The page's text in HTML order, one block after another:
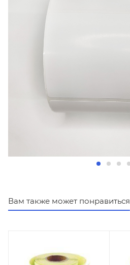
Вам также может понравиться